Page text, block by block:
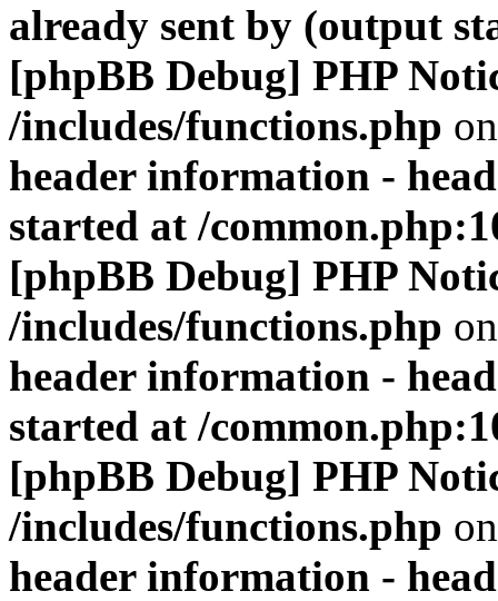
already sent by (output
[phpBB Debug] PHP
/includes/functions.php
header information -
started at /
[phpBB Debug] PHP
/includes/functions.php
header information -
started at /
[phpBB Debug] PHP
/includes/functions.php
header information -